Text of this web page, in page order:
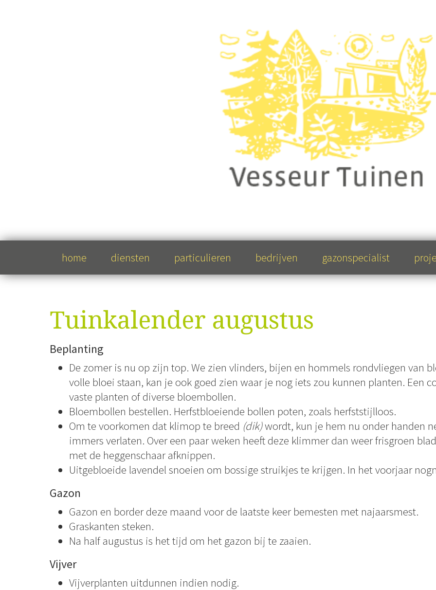
home diensten particulieren bedrijven gazonspecialist
Tuinkalender augustus
Beplanting
De zomer is nu op zijn top. We zien vlinders, bijen en hommels rondvliegen van
volle bloei staan, kan je ook goed zien waar je nog iets zou kunnen planten. Een
vaste planten of diverse bloembollen.
Bloembollen bestellen. Herfstbloeiende bollen poten, zoals herfststijlloos.
Om te voorkomen dat klimop te breed (dik)wordt, kun je hem nu onder handen
immers verlaten. Over een paar weken heeft deze klimmer dan weer frisgroen
met de heggenschaar afknippen.
Uitgebloeide lavendel snoeien om bossige struikjes te krijgen. In het voorjaar
Gazon
Gazon en border deze maand voor de laatste keer bemesten met najaarsmest.
Graskanten steken.
Na half augustus is het tijd om het gazon bij te zaaien.
Vijver
Vijverplanten uitdunnen indien nodig.